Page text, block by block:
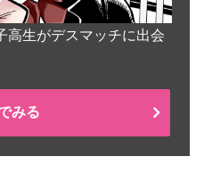
高生がデスマッチに出会
みる